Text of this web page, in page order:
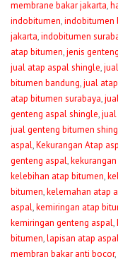
membrane bakar jakarta,
indobitumen,indobitumen
jakarta,indobitumen
atap bitumen,jenis
jual atap aspal shingle,
bitumen bandung,jual
atap bitumen surabaya,
genteng aspal shingle,jual
jual genteng bitumen
aspal,Kekurangan Atap
genteng aspal,
kelebihan atap bitumen,
bitumen,kelemahan atap
aspal,kemiringan atap
kemiringan genteng aspal,
bitumen,lapisan atap
membran bakar anti bocor,